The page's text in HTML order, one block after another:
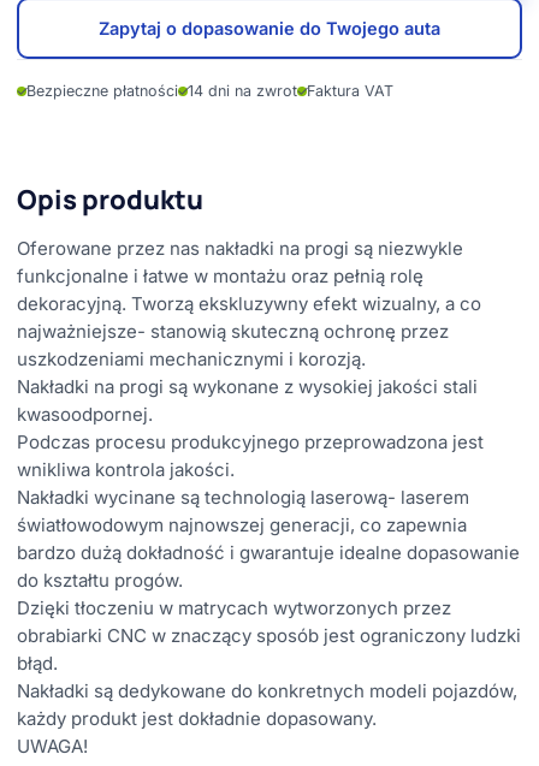
Zapytaj o dopasowanie do Twojego auta
✓Bezpieczne płatności✓14 dni na zwrot✓Faktura VAT
Opis produktu
Oferowane przez nas nakładki na progi są niezwykle
funkcjonalne i łatwe w montażu oraz pełnią rolę
dekoracyjną. Tworzą ekskluzywny efekt wizualny, a co
najważniejsze- stanowią skuteczną ochronę przez
uszkodzeniami mechanicznymi i korozją.
Nakładki na progi są wykonane z wysokiej jakości stali
kwasoodpornej.
Podczas procesu produkcyjnego przeprowadzona jest
wnikliwa kontrola jakości.
Nakładki wycinane są technologią laserową- laserem
światłowodowym najnowszej generacji, co zapewnia
bardzo dużą dokładność i gwarantuje idealne dopasowanie
do kształtu progów.
Dzięki tłoczeniu w matrycach wytworzonych przez
obrabiarki CNC w znaczący sposób jest ograniczony ludzki
błąd.
Nakładki są dedykowane do konkretnych modeli pojazdów,
każdy produkt jest dokładnie dopasowany.
UWAGA!